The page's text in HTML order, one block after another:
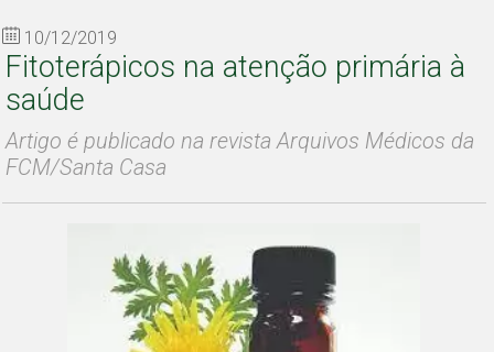
10/12/2019
Fitoterápicos na atenção primária à
saúde
Artigo é publicado na revista Arquivos Médicos da
FCM/Santa Casa